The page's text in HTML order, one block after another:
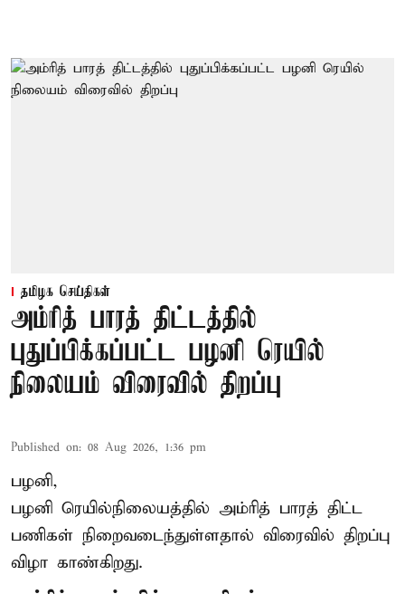
தமிழக செய்திகள்
அம்ரித் பாரத் திட்டத்தில்
புதுப்பிக்கப்பட்ட பழனி ரெயில்
நிலையம் விரைவில் திறப்பு
Published on: 08 Aug 2026, 1:36 pm
பழனி,
பழனி ரெயில்நிலையத்தில் அம்ரித் பாரத் திட்ட
பணிகள் நிறைவடைந்துள்ளதால் விரைவில் திறப்பு
விழா காண்கிறது.